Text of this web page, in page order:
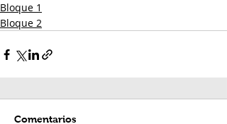
Bloque 1
Bloque 2
Comentarios